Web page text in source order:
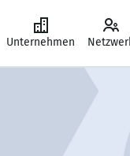
Unternehmen